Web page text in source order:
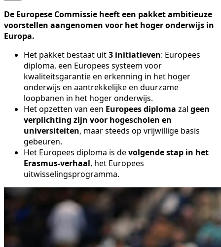
De Europese Commissie heeft een pakket ambitieuze
voorstellen aangenomen voor het hoger onderwijs in
Europa.
Het pakket bestaat uit3 initiatieven: Europees
diploma, een Europees systeem voor
kwaliteitsgarantie en erkenning in het hoger
onderwijs en aantrekkelijke en duurzame
loopbanen in het hoger onderwijs.
Het opzetten van een Europees diploma zal geen
verplichting zijn voor hogescholen en
universiteiten, maar steeds op vrijwillige basis
gebeuren.
Het Europees diploma is devolgende stap in het
Erasmus-verhaal, het Europees
uitwisselingsprogramma.